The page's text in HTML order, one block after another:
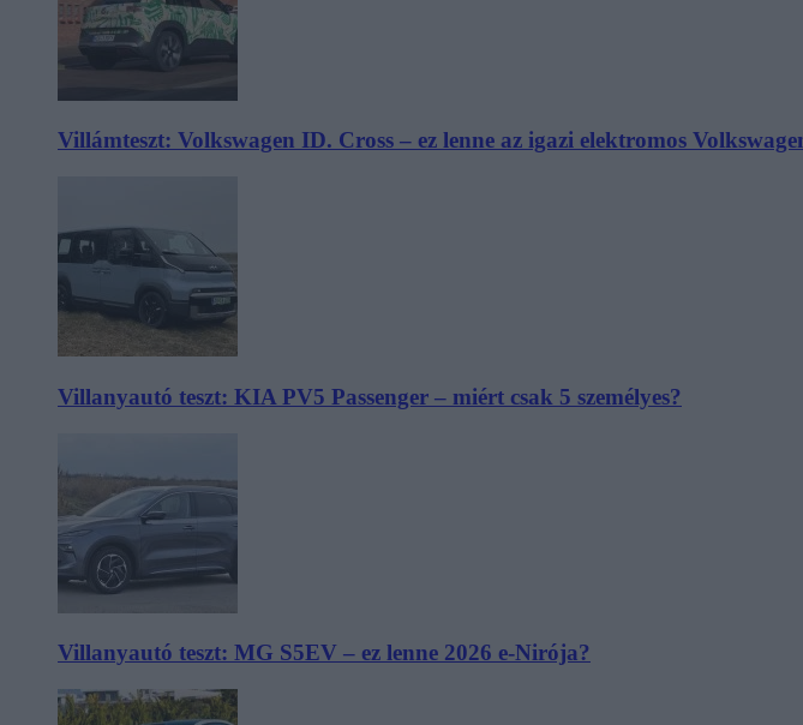
Villámteszt: Volkswagen ID. Cross – ez lenne az igazi elektromos
Villanyautó teszt: KIA PV5 Passenger – miért csak 5 személyes?
Villanyautó teszt: MG S5EV – ez lenne 2026 e-Nirója?